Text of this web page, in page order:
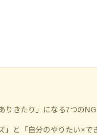
りきたり」になる7つの
」と「自分のやりたい×